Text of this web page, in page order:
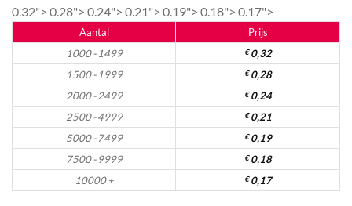
0.32"> 0.28"> 0.24"> 0.21"> 0.19"> 0.18"> 0.17">
Aantal
Prijs
1000 - 1499
€0,32
1500 - 1999
€0,28
2000 - 2499
€0,24
2500 - 4999
€0,21
5000 - 7499
€0,19
7500 - 9999
€0,18
10000 +
€0,17